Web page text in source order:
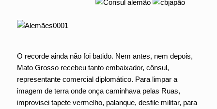
O recorde ainda não foi batido. Nem antes, nem depois,
Mato Grosso recebeu tanto embaixador, cônsul,
representante comercial diplomático. Para limpar a
imagem de terra onde onça caminhava pelas Ruas,
improvisei tapete vermelho, palanque, desfile militar, para